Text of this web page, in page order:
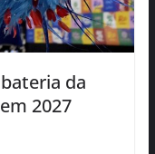
da
2027